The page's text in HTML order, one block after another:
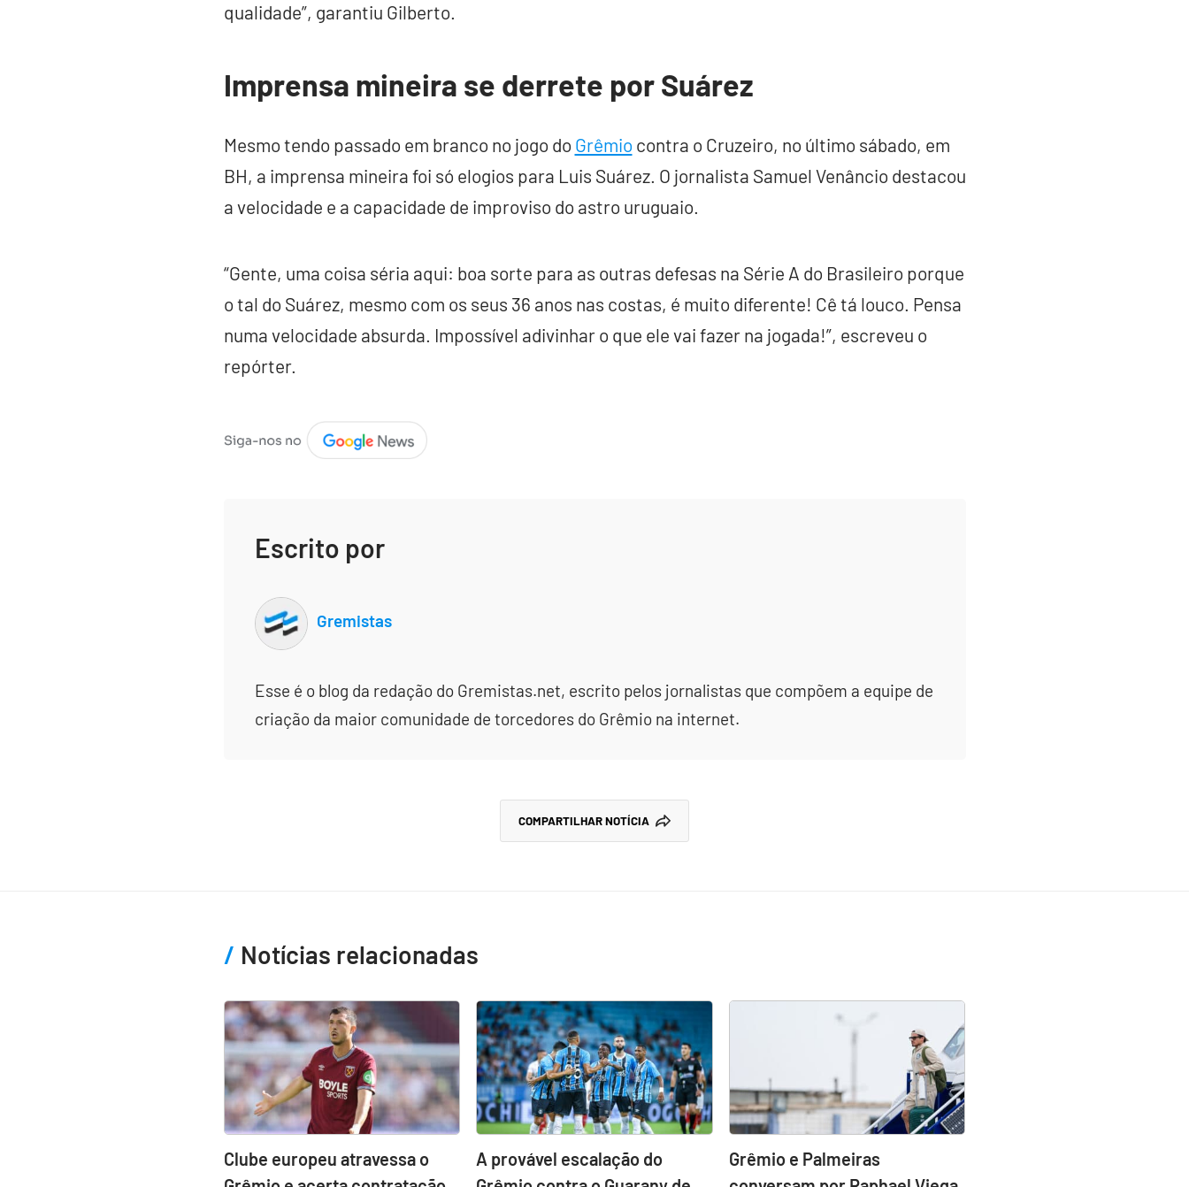
qualidade”, garantiu Gilberto.
Imprensa mineira se derrete por Suárez
Mesmo tendo passado em branco no jogo do Grêmio contra o Cruzeiro, no último sábado, em
BH, a imprensa mineira foi só elogios para Luis Suárez. O jornalista Samuel Venâncio destacou
a velocidade e a capacidade de improviso do astro uruguaio.
“Gente, uma coisa séria aqui: boa sorte para as outras defesas na Série A do Brasileiro porque
o tal do Suárez, mesmo com os seus 36 anos nas costas, é muito diferente! Cê tá louco. Pensa
numa velocidade absurda. Impossível adivinhar o que ele vai fazer na jogada!”, escreveu o
repórter.
Escrito por
Gremistas
Esse é o blog da redação do Gremistas.net, escrito pelos jornalistas que compõem a equipe de
criação da maior comunidade de torcedores do Grêmio na internet.
COMPARTILHAR NOTÍCIA
Notícias relacionadas
Clube europeu atravessa o
A provável escalação do
Grêmio e Palmeiras